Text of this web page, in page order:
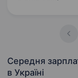
Середня
в Україні